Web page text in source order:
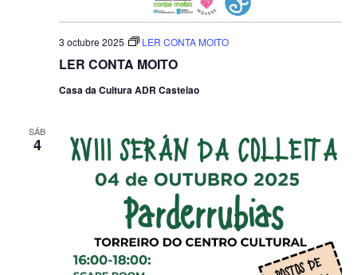
LER CONTA MOITO
3 octubre 2025 LER CONTA MOITO
Casa da Cultura ADR Castelao
SÁB
4